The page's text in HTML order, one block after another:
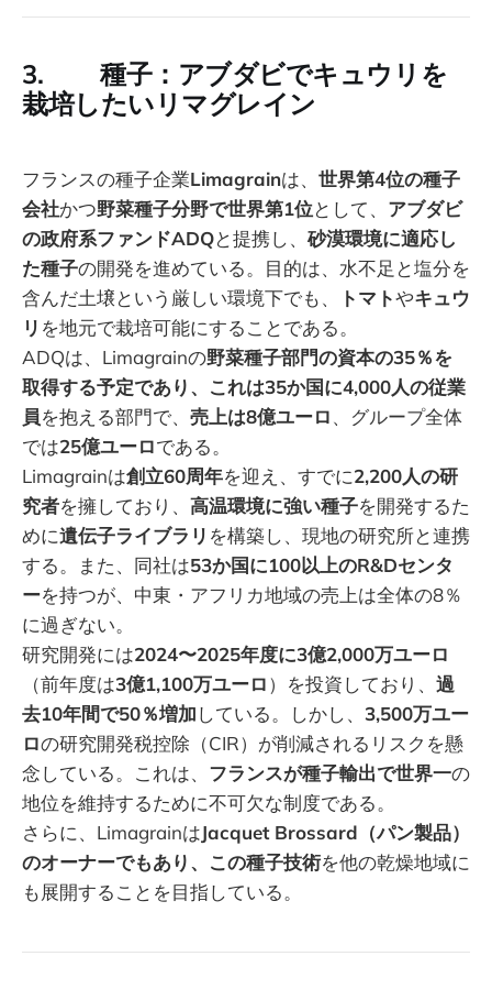
3. 種子：アブダビでキュウリを
栽培したいリマグレイン
フランスの種子企業Limagrainは、 世界第4位の種子
会社かつ野菜種子分野で世界第1位として、 アブダビ
の政府系ファンドADQと提携し、 砂漠環境に適応し
た種子の開発を進めている。目的は、水不足と塩分を
含んだ土壌という厳しい環境下でも、
トマトやキュウ
リ を地元で栽培可能にすることである。
ADQは、Limagrainの野菜種子部門の資本の35％を
取得する予定であり、これは35か国に4,000人の従業
員を抱える部門で、 売上は8億ユーロ、グループ全体
では25億ユーロである。
Limagrainは創立60周年を迎え、すでに2,200人の研
究者を擁しており、 高温環境に強い種子を開発するた
めに遺伝子ライブラリ を構築し、現地の研究所と連携
する。また、同社は53か国に100以上のR&Dセンタ
ーを持つが、中東・アフリカ地域の売上は全体の8％
に過ぎない。
研究開発には2024〜2025年度に3億2,000万ユーロ
（前年度は3億1,100万ユーロ）を投資しており、 過
去10年間で50％増加している。しかし、 3,500万ユー
ロの研究開発税控除（CIR）が削減されるリスクを懸
念している。これは、 フランスが種子輸出で世界一の
地位を維持するために不可欠な制度である。
さらに、LimagrainはJacquet Brossard（パン製品）
のオーナーでもあり、この種子技術を他の乾燥地域に
も展開することを目指している。